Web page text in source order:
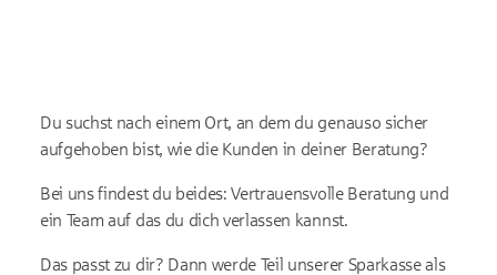
Du suchst nach einem Ort, an dem du genauso sicher
aufgehoben bist, wie die Kunden in deiner Beratung?
Bei uns findest du beides: Vertrauensvolle Beratung und
ein Team auf das du dich verlassen kannst.
Das passt zu dir? Dann werde Teil unserer Sparkasse als